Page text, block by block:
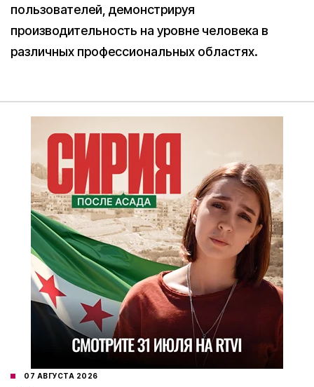
пользователей, демонстрируя
производительность на уровне человека в
различных профессиональных областях.
07 АВГУСТА 2026